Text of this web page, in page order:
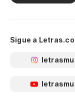
Sigue a